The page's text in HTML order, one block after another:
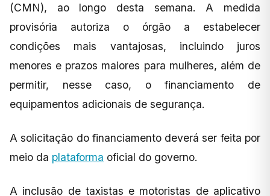
(CMN), ao longo desta semana. A medida
provisória autoriza o órgão a estabelecer
condições mais vantajosas, incluindo juros
menores e prazos maiores para mulheres, além de
permitir, nesse caso, o financiamento de
equipamentos adicionais de segurança.
A solicitação do financiamento deverá ser feita por
meio da plataforma oficial do governo.
A inclusão de taxistas e motoristas de aplicativo